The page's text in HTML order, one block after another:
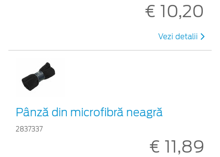
€ 10,20
Vezi detalii
Pânză din microfibră neagră
2837337
€ 11,89